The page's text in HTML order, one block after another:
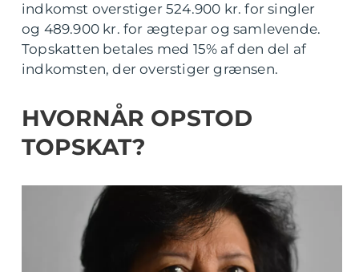
indkomst overstiger 524.900 kr. for singler
og 489.900 kr. for ægtepar og samlevende.
Topskatten betales med 15% af den del af
indkomsten, der overstiger grænsen.
HVORNÅR OPSTOD
TOPSKAT?